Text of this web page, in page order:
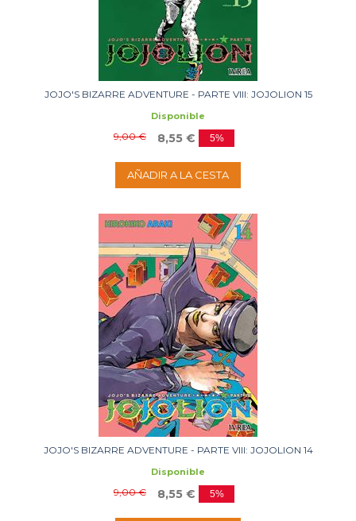
JOJO'S BIZARRE ADVENTURE - PARTE VIII: JOJOLION 15
Disponible
9,00 € 8,55 € 5%
AÑADIR A LA CESTA
JOJO'S BIZARRE ADVENTURE - PARTE VIII: JOJOLION 14
Disponible
9,00 € 8,55 € 5%